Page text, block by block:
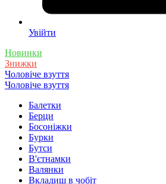
Увійти
Новинки
Знижки
Чоловіче взуття
Чоловіче взуття
Балетки
Берци
Босоніжки
Бурки
Бутси
В'єтнамки
Валянки
Вкладиш в чобіт